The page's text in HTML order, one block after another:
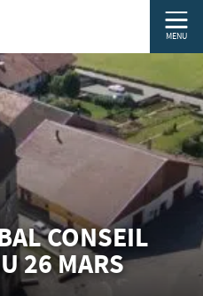
MENU
CONSEIL
26 MARS